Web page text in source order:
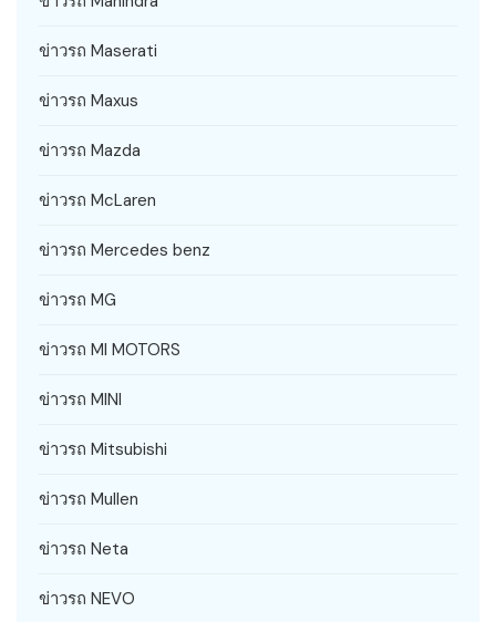
ข่าวรถ Maserati
ข่าวรถ Maxus
ข่าวรถ Mazda
ข่าวรถ McLaren
ข่าวรถ Mercedes benz
ข่าวรถ MG
ข่าวรถ MI MOTORS
ข่าวรถ MINI
ข่าวรถ Mitsubishi
ข่าวรถ Mullen
ข่าวรถ Neta
ข่าวรถ NEVO